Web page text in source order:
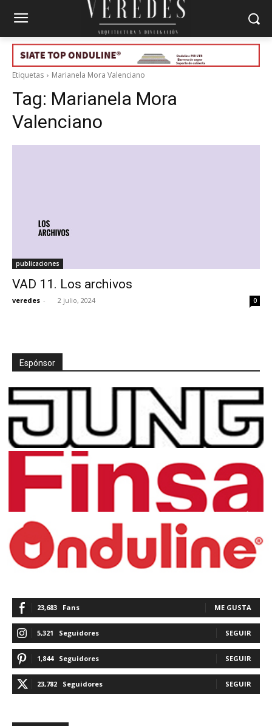
Etiquetas Marianela Mora Valenciano
Tag: Marianela Mora
Valenciano
publicaciones
VAD 11. Los archivos
veredes - 2 julio, 2024 0
Espónsor
23,683 Fans ME GUSTA
5,321 Seguidores SEGUIR
1,844 Seguidores SEGUIR
23,782 Seguidores SEGUIR